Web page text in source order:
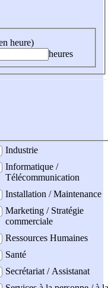
heure)
heures
Industrie
Informatique /
Télécommunication
Installation / Maintenance
Marketing / Stratégie
commerciale
Ressources Humaines
Santé
Secrétariat / Assistanat